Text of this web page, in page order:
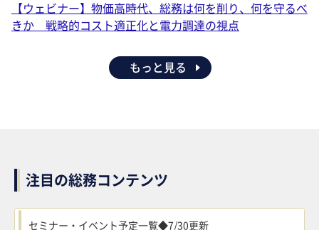
【ウェビナー】物価高時代、総務は何を削り、何を守るべ
きか 戦略的コスト適正化と電力調達の視点
もっと見る
注目の総務コンテンツ
セミナー・イベント予定一覧◆7/30更新